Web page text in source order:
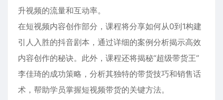
升视频的流量和互动率。
在短视频内容创作部分，课程将分享如何从0到1构建
引人入胜的抖音剧本，通过详细的案例分析揭示高效
内容创作的秘诀。此外，课程还将揭秘“超级带货王”
李佳琦的成功策略，分析其独特的带货技巧和销售话
术，帮助学员掌握短视频带货的关键方法。